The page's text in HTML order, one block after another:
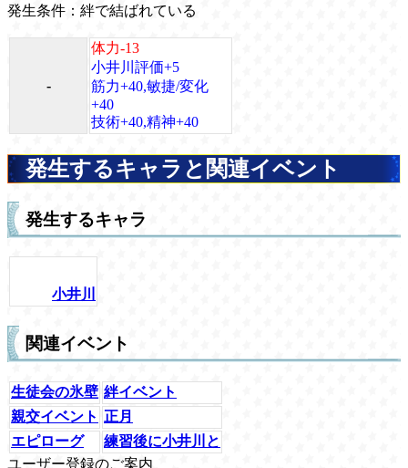
発生条件：絆で結ばれている
-
体力-13
小井川評価+5
筋力+40,敏捷/変化
+40
技術+40,精神+40
発生するキャラと関連イベント
発生するキャラ
小井川
関連イベント
生徒会の氷壁 絆イベント
親交イベント 正月
エピローグ
練習後に小井川と
ユーザー登録のご案内